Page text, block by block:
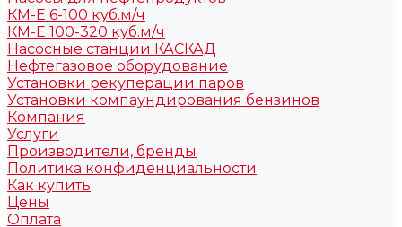
КМ-Е 6-100 куб.м/ч
КМ-Е 100-320 куб.м/ч
Насосные станции КАСКАД
Нефтегазовое оборудование
Установки рекуперации паров
Установки компаундирования бензинов
Компания
Услуги
Производители, бренды
Политика конфиденциальности
Как купить
Цены
Оплата